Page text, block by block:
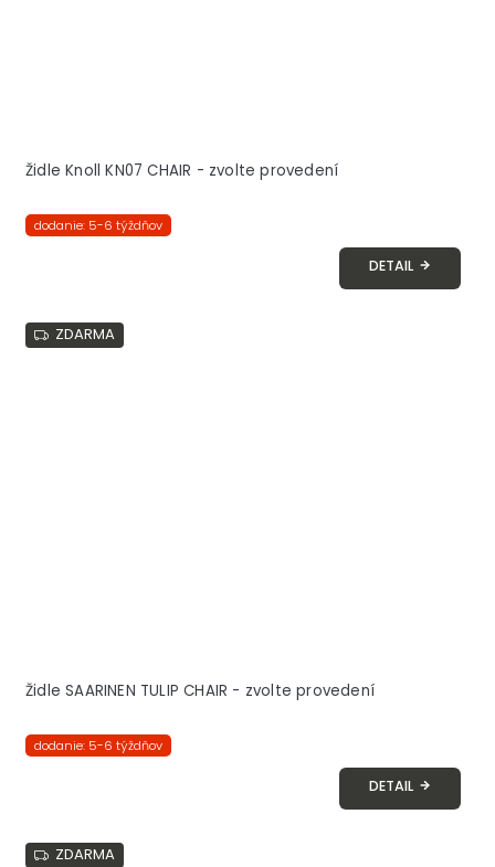
Židle Knoll KN07 CHAIR - zvolte provedení
dodanie: 5-6 týždňov
DETAIL
ZDARMA
Židle SAARINEN TULIP CHAIR - zvolte provedení
dodanie: 5-6 týždňov
DETAIL
ZDARMA